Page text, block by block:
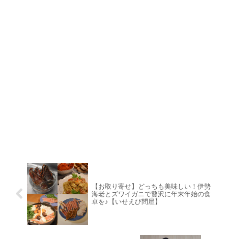
【お取り寄せ】どっちも美味しい！伊勢
海老とズワイガニで贅沢に年末年始の食
卓を♪【いせえび問屋】